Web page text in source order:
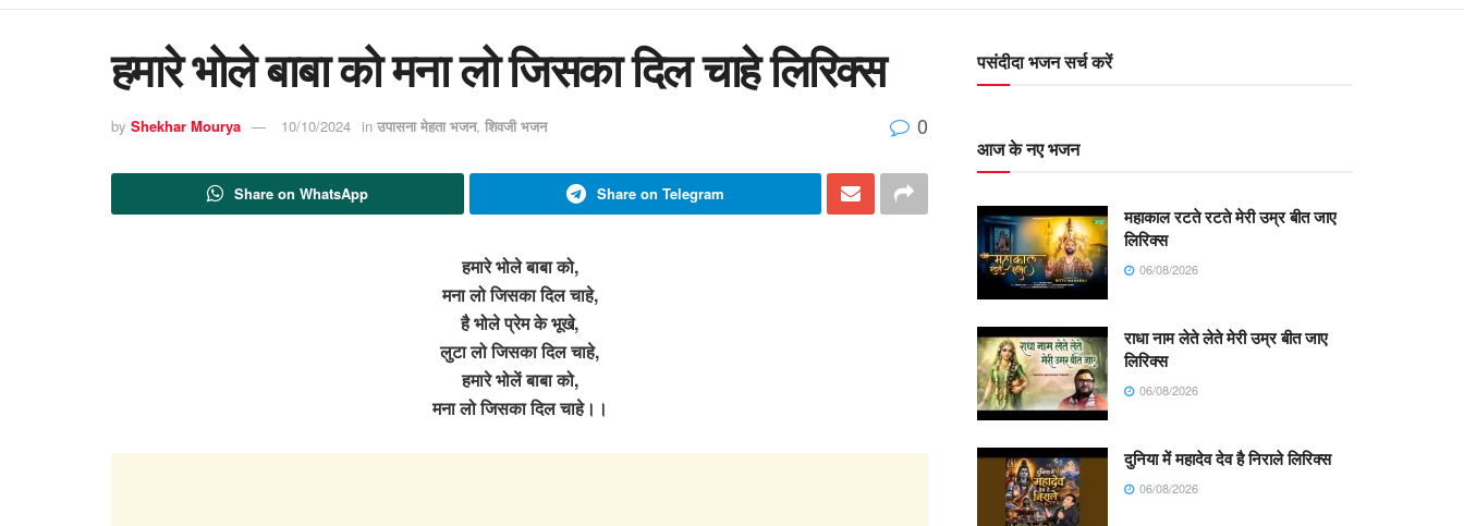
हमारे भोले बाबा को मना लो जिसका दिल चाहे लिरिक्स
by Shekhar Mourya 10/10/2024 in उपासना मेहता भजन, शिवजी भजन 0
Share on WhatsApp Share on Telegram
हमारे भोले बाबा को,
मना लो जिसका दिल चाहे,
है भोले प्रेम के भूखे,
लुटा लो जिसका दिल चाहे,
हमारे भोलें बाबा को,
मना लो जिसका दिल चाहे।।
पसंदीदा भजन सर्च करें
आज के नए भजन
महाकाल रटते रटते मेरी उम्र बीत जाए
लिरिक्स
06/08/2026
राधा नाम लेते लेते मेरी उम्र बीत जाए
लिरिक्स
06/08/2026
दुनिया में महादेव देव है निराले लिरिक्स
06/08/2026